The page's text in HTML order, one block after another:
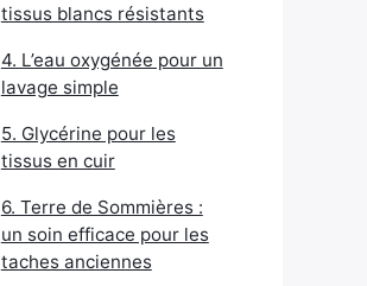
tissus blancs résistants
4. L’eau oxygénée pour un
lavage simple
5. Glycérine pour les
tissus en cuir
6. Terre de Sommières :
un soin efficace pour les
taches anciennes